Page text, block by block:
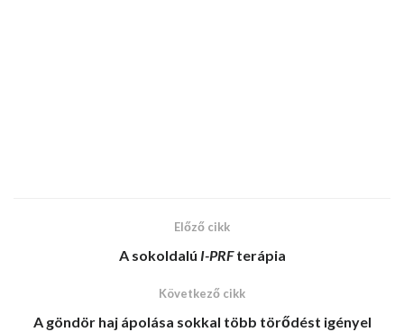
Előző cikk
A sokoldalú I-PRFterápia
Következő cikk
A göndör hajápolása sokkal több törődést igényel